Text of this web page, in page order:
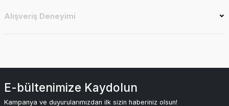
Alışveriş Deneyimi
E-bültenimize Kaydolun
Kampanya ve duyurularımızdan ilk sizin haberiniz olsun!